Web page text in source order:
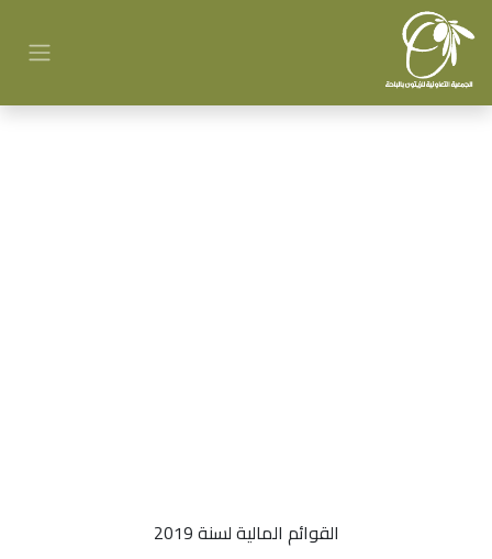
القوائم المالية لسنة 2019